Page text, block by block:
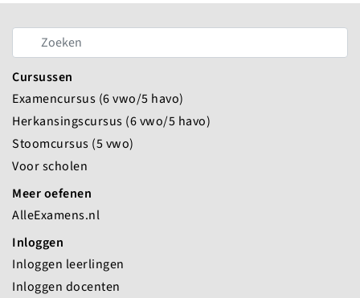
Cursussen
Examencursus (6 vwo/5 havo)
Herkansingscursus (6 vwo/5 havo)
Stoomcursus (5 vwo)
Voor scholen
Meer oefenen
AlleExamens.nl
Inloggen
Inloggen leerlingen
Inloggen docenten